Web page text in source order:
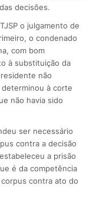
decisões.
o julgamento de
o condenado
com bom
à substituição da
não
à corte
não havia sido
ser necessário
contra a decisão
a prisão
é da competência
contra ato do